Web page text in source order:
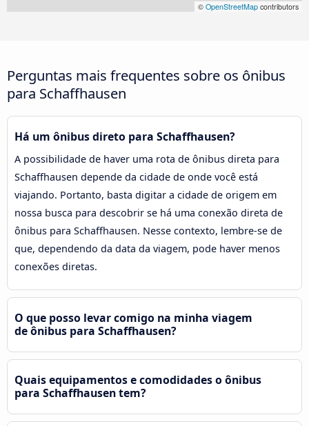
© OpenStreetMap contributors
Perguntas mais frequentes sobre os ônibus
para Schaffhausen
Há um ônibus direto para Schaffhausen?
A possibilidade de haver uma rota de ônibus direta para
Schaffhausen depende da cidade de onde você está
viajando. Portanto, basta digitar a cidade de origem em
nossa busca para descobrir se há uma conexão direta de
ônibus para Schaffhausen. Nesse contexto, lembre-se de
que, dependendo da data da viagem, pode haver menos
conexões diretas.
O que posso levar comigo na minha viagem
de ônibus para Schaffhausen?
Quais equipamentos e comodidades o ônibus
para Schaffhausen tem?